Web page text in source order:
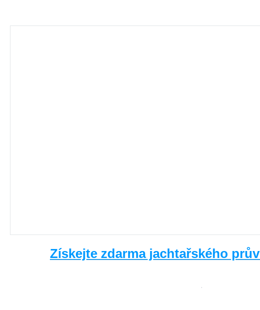
Získejte zdarma jachtařského